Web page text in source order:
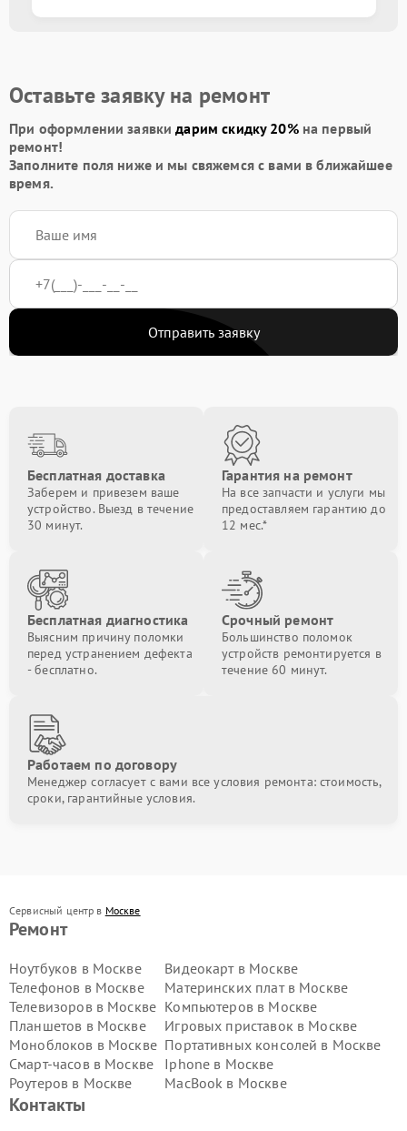
Оставьте заявку на ремонт
При оформлении заявкидарим скидку 20%на первый
ремонт!
Заполните поля ниже и мы свяжемся с вами в ближайшее
время.
Отправить заявку
Бесплатная доставка
Заберем и привезем ваше
устройство. Выезд в течение
30 минут.
Гарантия на ремонт
На все запчасти и услуги мы
предоставляем гарантию до
12 мес.*
Бесплатная диагностика
Выясним причину поломки
перед устранением дефекта
- бесплатно.
Срочный ремонт
Большинство поломок
устройств ремонтируется в
течение 60 минут.
Работаем по договору
Менеджер согласует с вами все условия ремонта: стоимость,
сроки, гарантийные условия.
Сервисный центр в Москве
Ремонт
Ноутбуков в Москве
Телефонов в Москве
Телевизоров в Москве
Планшетов в Москве
Моноблоков в Москве
Смарт-часов в Москве
Роутеров в Москве
Видеокарт в Москве
Материнских плат в Москве
Компьютеров в Москве
Игровых приставок в Москве
Портативных консолей в Москве
Iphone в Москве
MacBook в Москве
Контакты